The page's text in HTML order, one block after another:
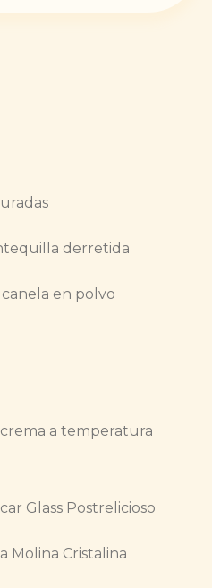
derretida
en polvo
a temperatura
Glass Postrelicioso
Molina Cristalina